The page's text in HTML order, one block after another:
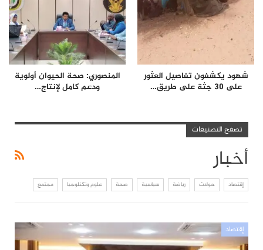
شهود يكشفون تفاصيل العثور
على 30 جثة على طريق…
المنصوري: صحة الحيوان أولوية
ودعم كامل لإنتاج…
تصفح التصنيفات
أخبار
إقتصاد حوادث رياضة سياسية صحة علوم وتكنلوجيا مجتمع
إقتصاد